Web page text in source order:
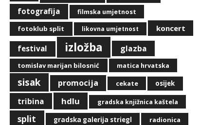
fotografija
filmska umjetnost
fotoklub split
likovna umjetnost koncert
festival izložba glazba
tomislav marijan bilosnić matica hrvatska
sisak promocija cekate osijek
tribina hdlu gradska knjižnica kaštela
split gradska galerija striegl radionica